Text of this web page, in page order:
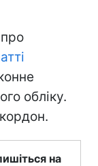
обліку.
на